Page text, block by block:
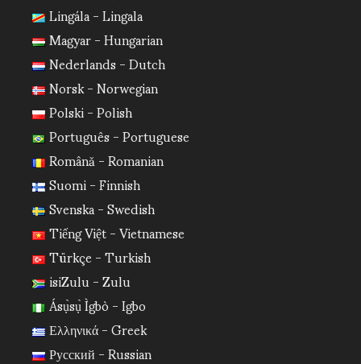
Lingála - Lingala
Magyar - Hungarian
Nederlands - Dutch
Norsk - Norwegian
Polski - Polish
Português - Portuguese
Română - Romanian
Suomi - Finnish
Svenska - Swedish
Tiếng Việt - Vietnamese
Türkçe - Turkish
isiZulu - Zulu
Ásụ̀sụ̀ Ìgbò - Igbo
Ελληνικά - Greek
Русский - Russian